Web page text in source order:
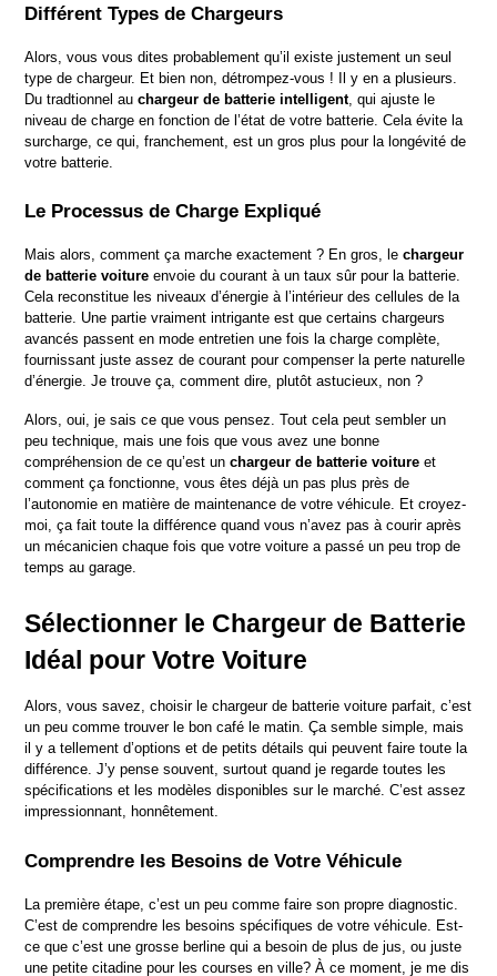
Différent Types de Chargeurs
Alors, vous vous dites probablement qu’il existe justement un seul
type de chargeur. Et bien non, détrompez-vous ! Il y en a plusieurs.
Du tradtionnel au chargeur de batterie intelligent , qui ajuste le
niveau de charge en fonction de l’état de votre batterie. Cela évite la
surcharge, ce qui, franchement, est un gros plus pour la longévité de
votre batterie.
Le Processus de Charge Expliqué
Mais alors, comment ça marche exactement ? En gros, le chargeur
de batterie voiture envoie du courant à un taux sûr pour la batterie.
Cela reconstitue les niveaux d’énergie à l’intérieur des cellules de la
batterie. Une partie vraiment intrigante est que certains chargeurs
avancés passent en mode entretien une fois la charge complète,
fournissant juste assez de courant pour compenser la perte naturelle
d’énergie. Je trouve ça, comment dire, plutôt astucieux, non ?
Alors, oui, je sais ce que vous pensez. Tout cela peut sembler un
peu technique, mais une fois que vous avez une bonne
compréhension de ce qu’est un chargeur de batterie voiture et
comment ça fonctionne, vous êtes déjà un pas plus près de
l’autonomie en matière de maintenance de votre véhicule. Et croyez-
moi, ça fait toute la différence quand vous n’avez pas à courir après
un mécanicien chaque fois que votre voiture a passé un peu trop de
temps au garage.
Sélectionner le Chargeur de Batterie
Idéal pour Votre Voiture
Alors, vous savez, choisir le chargeur de batterie voiture parfait, c’est
un peu comme trouver le bon café le matin. Ça semble simple, mais
il y a tellement d’options et de petits détails qui peuvent faire toute la
différence. J’y pense souvent, surtout quand je regarde toutes les
spécifications et les modèles disponibles sur le marché. C’est assez
impressionnant, honnêtement.
Comprendre les Besoins de Votre Véhicule
La première étape, c’est un peu comme faire son propre diagnostic.
C’est de comprendre les besoins spécifiques de votre véhicule. Est-
ce que c’est une grosse berline qui a besoin de plus de jus, ou juste
une petite citadine pour les courses en ville? À ce moment, je me dis